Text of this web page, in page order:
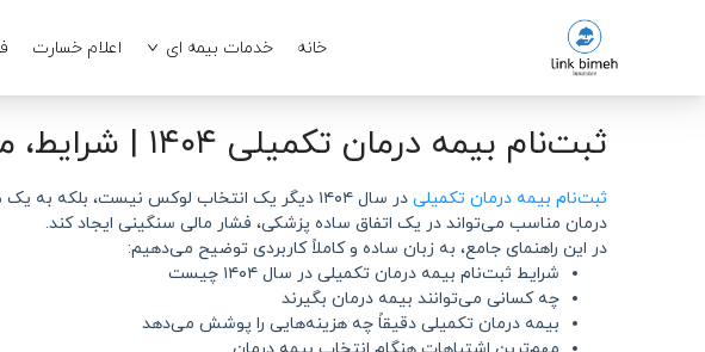
خانه خدمات بیمه ای اعلام خسارت
ثبت‌نام بیمه درمان تکمیلی ۱۴۰۴ | شرایط، مدارک و مقایسه کامل
ثبت‌نام بیمه درمان تکمیلی در سال ۱۴۰۴ دیگر یک انتخاب لوکس نیست، بلکه به یک
درمان مناسب می‌تواند در یک اتفاق ساده پزشکی، فشار مالی سنگینی ایجاد کند.
در این راهنمای جامع، به زبان ساده و کاملاً کاربردی توضیح می‌دهیم:
شرایط ثبت‌نام بیمه درمان تکمیلی در سال ۱۴۰۴ چیست
چه کسانی می‌توانند بیمه درمان بگیرند
بیمه درمان تکمیلی دقیقاً چه هزینه‌هایی را پوشش می‌دهد